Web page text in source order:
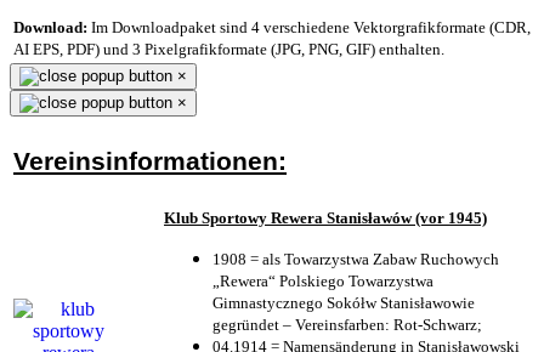
Download: Im Downloadpaket sind 4 verschiedene Vektorgrafikformate (CDR,
AI EPS, PDF) und 3 Pixelgrafikformate (JPG, PNG, GIF) enthalten.
×
×
Vereinsinformationen:
Klub Sportowy Rewera Stanisławów (vor 1945)
1908 = als Towarzystwa Zabaw Ruchowych
„Rewera“ Polskiego Towarzystwa
Gimnastycznego Sokółw Stanisławowie
gegründet – Vereinsfarben: Rot-Schwarz;
04.1914 = Namensänderung in Stanisławowski